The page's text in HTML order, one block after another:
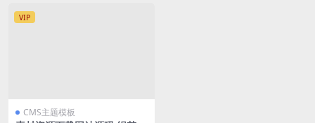
VIP
CMS主题模板